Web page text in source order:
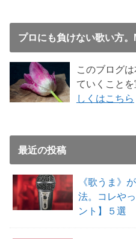
プロにも負けない歌い方。
このブログ
ていくことを
しくはこちら
最近の投稿
《歌うま》
法。コレや
ント】５選